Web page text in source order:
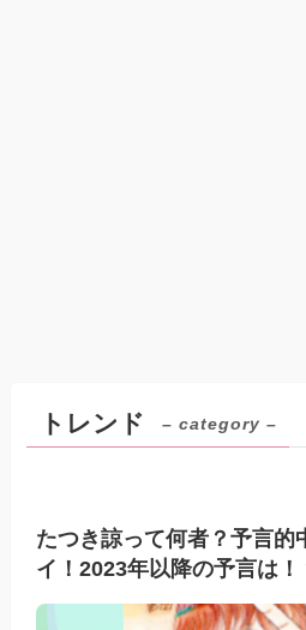
トレンド – category –
たつき諒って何者？予言的
イ！2023年以降の予言は！